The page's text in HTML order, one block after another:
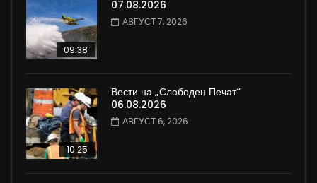
09:38
07.08.2026
АВГУСТ 7, 2026
10:25
Вести на „Слободен Печат“
06.08.2026
АВГУСТ 6, 2026